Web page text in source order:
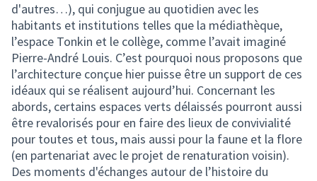
d'autres…), qui conjugue au quotidien avec les
habitants et institutions telles que la médiathèque,
l’espace Tonkin et le collège, comme l’avait imaginé
Pierre-André Louis. C’est pourquoi nous proposons que
l’architecture conçue hier puisse être un support de ces
idéaux qui se réalisent aujourd’hui. Concernant les
abords, certains espaces verts délaissés pourront aussi
être revalorisés pour en faire des lieux de convivialité
pour toutes et tous, mais aussi pour la faune et la flore
(en partenariat avec le projet de renaturation voisin).
Des moments d'échanges autour de l’histoire du